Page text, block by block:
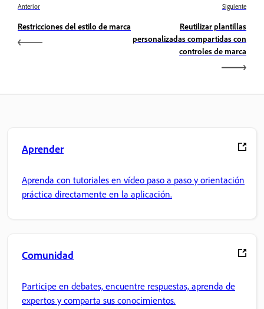
Anterior
Restricciones del estilo de marca
Siguiente
Reutilizar plantillas
personalizadas compartidas con
controles de marca
Aprender
Aprenda con tutoriales en vídeo paso a paso y orientación
práctica directamente en la aplicación.
Comunidad
Participe en debates, encuentre respuestas, aprenda de
expertos y comparta sus conocimientos.